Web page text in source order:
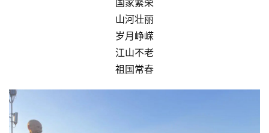
山河壮丽
岁月峥嵘
江山不老
祖国常春